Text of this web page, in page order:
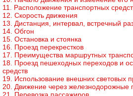
11. Расположение транспортных
12. Скорость движения
13. Дистанция, интервал, встречный
14. Обгон
15. Остановка и стоянка
16. Проезд перекрестков
17. Преимущества маршрутных
18. Проезд пешеходных переходов и
средств
19. Использование внешних световых
20. Движение через железнодорожные